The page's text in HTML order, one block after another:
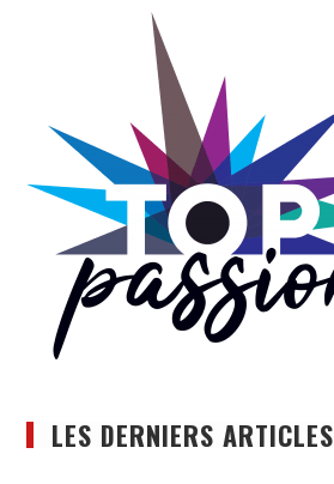
LES DERNIERS ARTICLES